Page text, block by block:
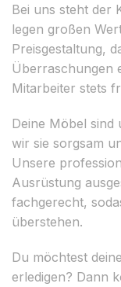
Bei uns steht der
legen großen
Preisgestaltung,
Überraschungen
Mitarbeiter stets
Deine Möbel sind
wir sie sorgsam
Unsere
Ausrüstung
fachgerecht,
überstehen.
Du möchtest
erledigen? Dann